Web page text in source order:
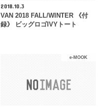
2018.10.3
VAN 2018 FALL/WINTER 《付
録》 ビッグロゴIVYトート
e-MOOK